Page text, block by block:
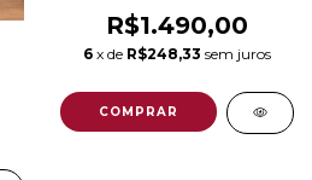
R$1.490,00
6 x de R$248,33 sem juros